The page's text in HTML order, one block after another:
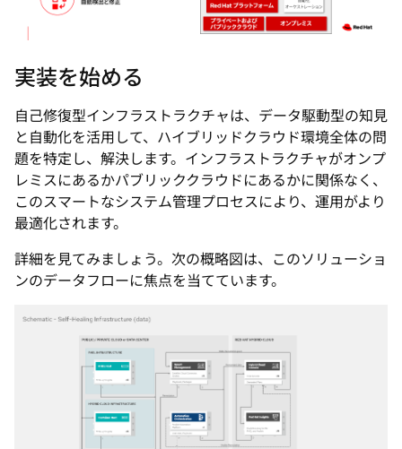
実装を始める
自己修復型インフラストラクチャは、データ駆動型の知見
と自動化を活用して、ハイブリッドクラウド環境全体の問
題を特定し、解決します。インフラストラクチャがオンプ
レミスにあるかパブリッククラウドにあるかに関係なく、
このスマートなシステム管理プロセスにより、運用がより
最適化されます。
詳細を見てみましょう。次の概略図は、このソリューショ
ンのデータフローに焦点を当てています。